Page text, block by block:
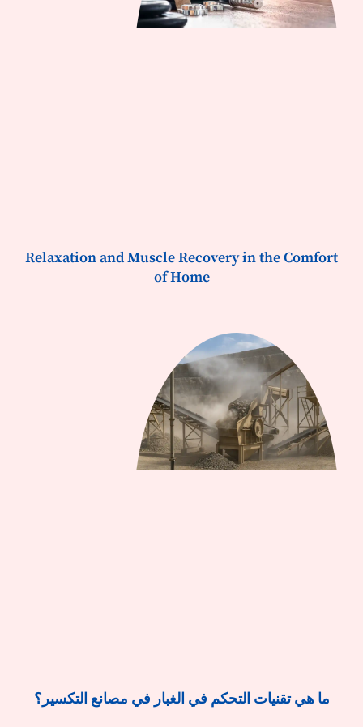
Relaxation and Muscle Recovery in the Comfort
of Home
ما هي تقنيات التحكم في الغبار في مصانع التكسير؟